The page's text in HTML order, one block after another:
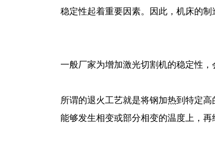
稳定性起着重要因素。因此，机床的
一般厂家为增加激光切割机的稳定性
所谓的退火工艺就是将钢加热到特定
能够发生相变或部分相变的温度上，再